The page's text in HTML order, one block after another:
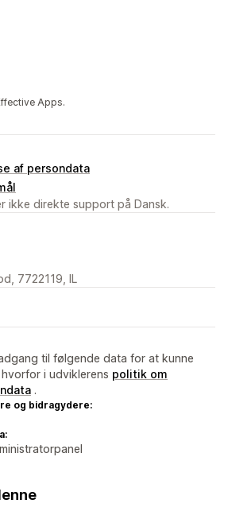
Apps.
af persondata
ikke direkte support på Dansk.
7722119, IL
til følgende data for at kunne
i udviklerens politik om
.
og bidragydere: